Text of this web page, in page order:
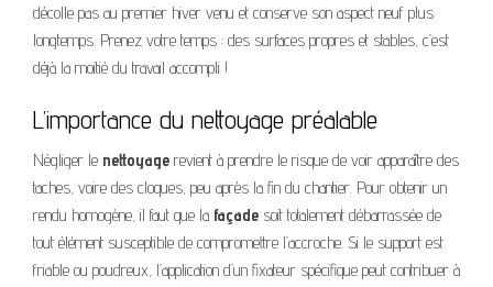
décolle pas au premier hiver venu et conserve son aspect neuf plus
longtemps. Prenez votre temps : des surfaces propres et stables, c’est
déjà la moitié du travail accompli !
L’importance du nettoyage préalable
Négliger le nettoyage revient à prendre le risque de voir apparaître des
taches, voire des cloques, peu après la fin du chantier. Pour obtenir un
rendu homogène, il faut que la façade soit totalement débarrassée de
tout élément susceptible de compromettre l’accroche. Si le support est
friable ou poudreux, l’application d’un fixateur spécifique peut contribuer à